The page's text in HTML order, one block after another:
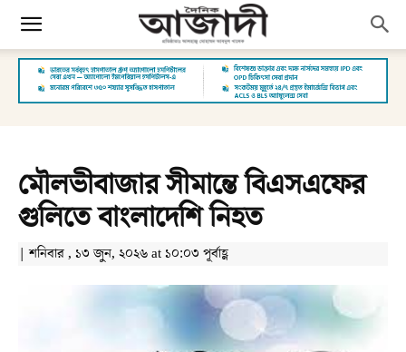
মৌলভীবাজার সীমান্তে বিএসএফের
গুলিতে বাংলাদেশি নিহত
| শনিবার , ১৩ জুন, ২০২৬ at ১০:০৩ পূর্বাহ্ণ